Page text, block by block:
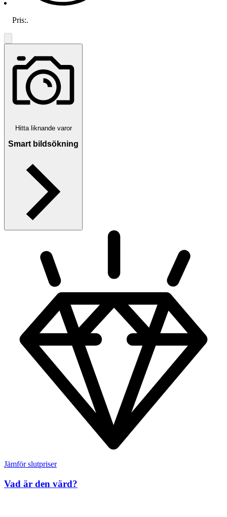
Pris:.
Hitta liknande varor
Smart bildsökning
Jämför slutpriser
Vad är den värd?